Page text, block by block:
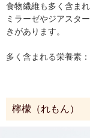
食物繊維も多く含ま
ミラーゼやジアスタ
きがあります。
多く含まれる栄養素：
檸檬（れもん）